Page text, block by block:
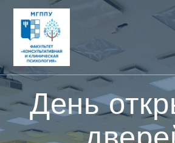
контенту
День